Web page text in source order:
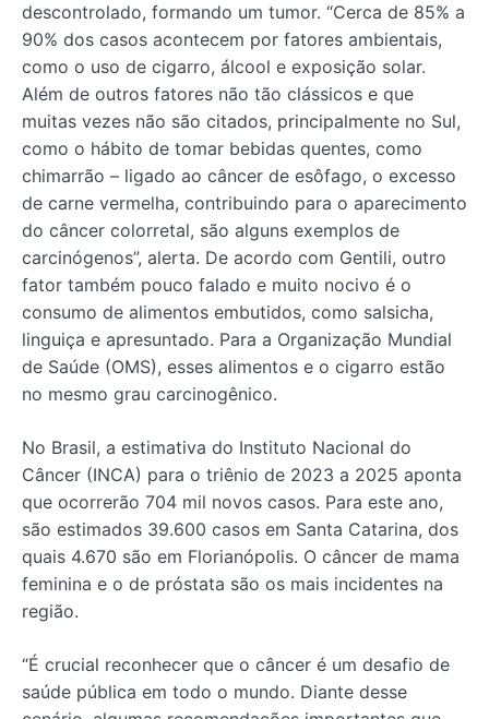
descontrolado, formando um tumor. “Cerca de 85% a
90% dos casos acontecem por fatores ambientais,
como o uso de cigarro, álcool e exposição solar.
Além de outros fatores não tão clássicos e que
muitas vezes não são citados, principalmente no Sul,
como o hábito de tomar bebidas quentes, como
chimarrão – ligado ao câncer de esôfago, o excesso
de carne vermelha, contribuindo para o aparecimento
do câncer colorretal, são alguns exemplos de
carcinógenos”, alerta. De acordo com Gentili, outro
fator também pouco falado e muito nocivo é o
consumo de alimentos embutidos, como salsicha,
linguiça e apresuntado. Para a Organização Mundial
de Saúde (OMS), esses alimentos e o cigarro estão
no mesmo grau carcinogênico.
No Brasil, a estimativa do Instituto Nacional do
Câncer (INCA) para o triênio de 2023 a 2025 aponta
que ocorrerão 704 mil novos casos. Para este ano,
são estimados 39.600 casos em Santa Catarina, dos
quais 4.670 são em Florianópolis. O câncer de mama
feminina e o de próstata são os mais incidentes na
região.
“É crucial reconhecer que o câncer é um desafio de
saúde pública em todo o mundo. Diante desse